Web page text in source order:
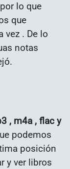
lo que
que
vez . De lo
notas
, m4a , flac y
podemos
posición
y ver libros